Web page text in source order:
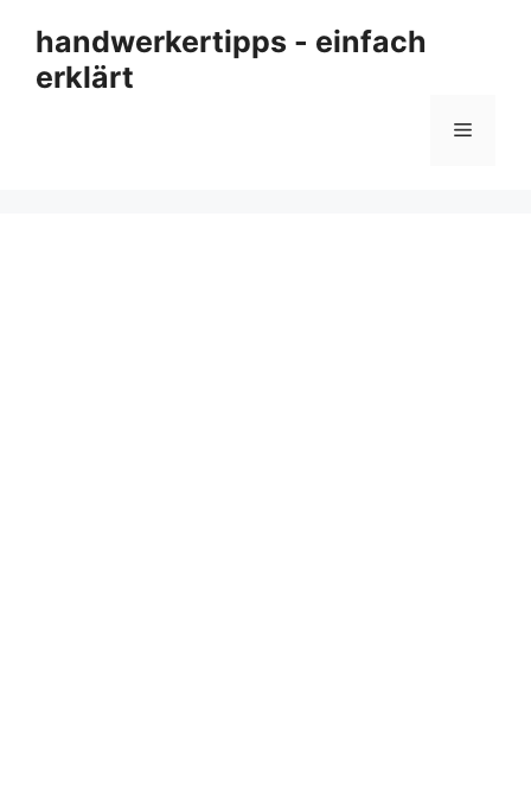
Inhalt
springen
handwerkertipps - einfach
erklärt
Menü